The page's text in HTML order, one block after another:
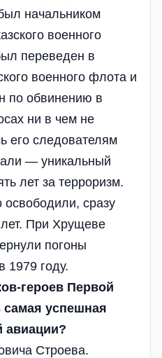
начальником
военного
переведен в
военного флота и
по обвинению в
ни в чем не
его следователям
— уникальный
лет за терроризм.
освободили, сразу
При Хрущеве
погоны
1979 году.
героев Первой
успешная
авиации?
Строева.